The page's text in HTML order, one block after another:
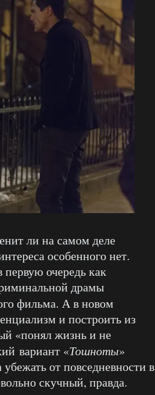
ли на самом деле
особенного нет.
первую очередь как
драмы
фильма. А в новом
и построить из
«понял жизнь и не
вариант «Тошноты»
от повседневности в
скучный, правда.